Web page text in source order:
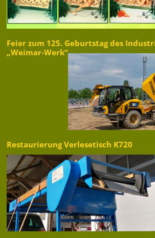
Feier zum 125. Geburtstag des
„Weimar-Werk“
Restaurierung Verlesetisch K720